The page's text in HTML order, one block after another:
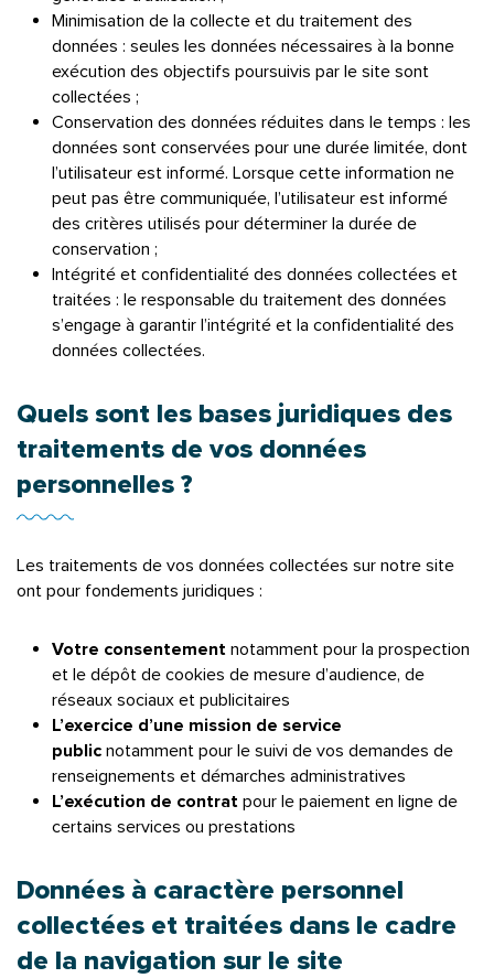
Minimisation de la collecte et du traitement des
données : seules les données nécessaires à la bonne
exécution des objectifs poursuivis par le site sont
collectées ;
Conservation des données réduites dans le temps : les
données sont conservées pour une durée limitée, dont
l’utilisateur est informé. Lorsque cette information ne
peut pas être communiquée, l’utilisateur est informé
des critères utilisés pour déterminer la durée de
conservation ;
Intégrité et confidentialité des données collectées et
traitées : le responsable du traitement des données
s’engage à garantir l’intégrité et la confidentialité des
données collectées.
Quels sont les bases juridiques des
traitements de vos données
personnelles ?
Les traitements de vos données collectées sur notre site
ont pour fondements juridiques :
Votre consentement notamment pour la prospection
et le dépôt de cookies de mesure d’audience, de
réseaux sociaux et publicitaires
L’exercice d’une mission de service
public notamment pour le suivi de vos demandes de
renseignements et démarches administratives
L’exécution de contrat pour le paiement en ligne de
certains services ou prestations
Données à caractère personnel
collectées et traitées dans le cadre
de la navigation sur le site